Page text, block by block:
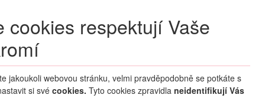
Přihlášení
cookies respektují Vaše
jakoukoli webovou stránku, velmi pravděpodobně se potkáte s
si své cookies. Tyto cookies zpravidla neidentifikují Vás
CLUB